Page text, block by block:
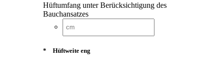
Hüftumfang unter Berücksichtigung des
Bauchansatzes
* Hüftweite eng